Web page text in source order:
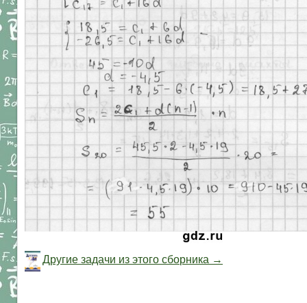
Другие задачи из этого сборника →